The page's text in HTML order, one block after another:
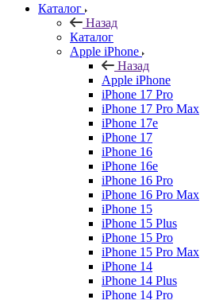
Каталог
Назад
Каталог
Apple iPhone
Назад
Apple iPhone
iPhone 17 Pro
iPhone 17 Pro Max
iPhone 17e
iPhone 17
iPhone 16
iPhone 16e
iPhone 16 Pro
iPhone 16 Pro Max
iPhone 15
iPhone 15 Plus
iPhone 15 Pro
iPhone 15 Pro Max
iPhone 14
iPhone 14 Plus
iPhone 14 Pro